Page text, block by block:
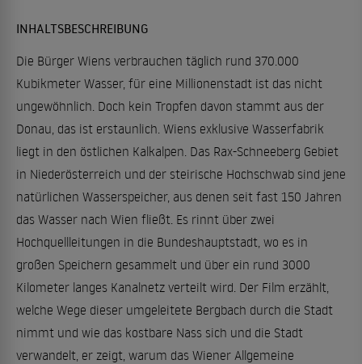
INHALTSBESCHREIBUNG
Die Bürger Wiens verbrauchen täglich rund 370.000
Kubikmeter Wasser, für eine Millionenstadt ist das nicht
ungewöhnlich. Doch kein Tropfen davon stammt aus der
Donau, das ist erstaunlich. Wiens exklusive Wasserfabrik
liegt in den östlichen Kalkalpen. Das Rax-Schneeberg Gebiet
in Niederösterreich und der steirische Hochschwab sind jene
natürlichen Wasserspeicher, aus denen seit fast 150 Jahren
das Wasser nach Wien fließt. Es rinnt über zwei
Hochquellleitungen in die Bundeshauptstadt, wo es in
großen Speichern gesammelt und über ein rund 3000
Kilometer langes Kanalnetz verteilt wird. Der Film erzählt,
welche Wege dieser umgeleitete Bergbach durch die Stadt
nimmt und wie das kostbare Nass sich und die Stadt
verwandelt, er zeigt, warum das Wiener Allgemeine